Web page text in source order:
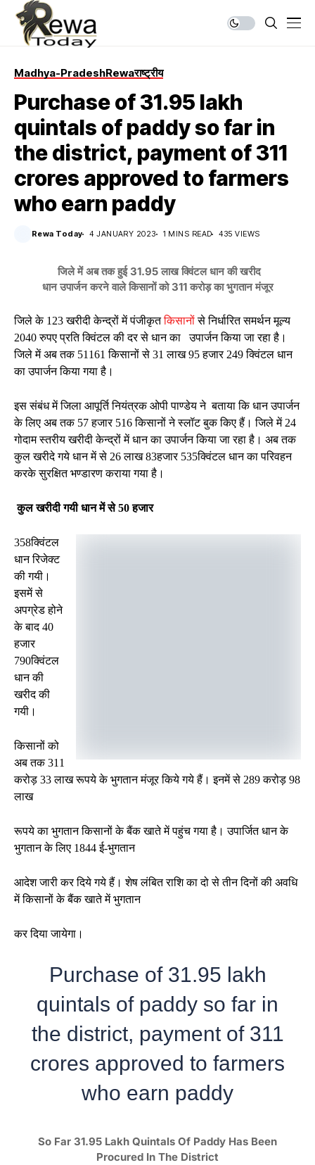
Madhya-PradeshRewaराष्ट्रीय
Purchase of 31.95 lakh
quintals of paddy so far in
the district, payment of 311
crores approved to farmers
who earn paddy
Rewa Today 4 JANUARY 2023 1 MINS READ 435 VIEWS
जिले में अब तक हुई 31.95 लाख क्विंटल धान की खरीद
धान उपार्जन करने वाले किसानों को 311 करोड़ का भुगतान मंजूर
जिले के 123 खरीदी केन्द्रों में पंजीकृतकिसानोंसे निर्धारित समर्थन मूल्य
2040 रुपए प्रति क्विंटल की दर से धान का उपार्जन किया जा रहा है।
जिले में अब तक 51161 किसानों से 31 लाख 95 हजार 249 क्विंटल धान
का उपार्जन किया गया है।
इस संबंध में जिला आपूर्ति नियंत्रक ओपी पाण्डेय ने बताया कि धान उपार्जन
के लिए अब तक 57 हजार 516 किसानों ने स्लॉट बुक किए हैं। जिले में 24
गोदाम स्तरीय खरीदी केन्द्रों में धान का उपार्जन किया जा रहा है। अब तक
कुल खरीदे गये धान में से 26 लाख 83हजार 535क्विंटल धान का परिवहन
करके सुरक्षित भण्डारण कराया गया है।
कुल खरीदी गयी धान में से 50 हजार
358क्विंटल
धान रिजेक्ट
की गयी।
इसमें से
अपग्रेड होने
के बाद 40
हजार
790क्विंटल
धान की
खरीद की
गयी।
किसानों को
अब तक 311
करोड़ 33 लाख रूपये के भुगतान मंजूर किये गये हैं। इनमें से 289 करोड़ 98
लाख
रूपये का भुगतान किसानों के बैंक खाते में पहुंच गया है। उपार्जित धान के
भुगतान के लिए 1844 ई-भुगतान
आदेश जारी कर दिये गये हैं। शेष लंबित राशि का दो से तीन दिनों की अवधि
में किसानों के बैंक खाते में भुगतान
कर दिया जायेगा।
Purchase of 31.95 lakh
quintals of paddy so far in
the district, payment of 311
crores approved to farmers
who earn paddy
So Far 31.95 Lakh Quintals Of Paddy Has Been
Procured In The District